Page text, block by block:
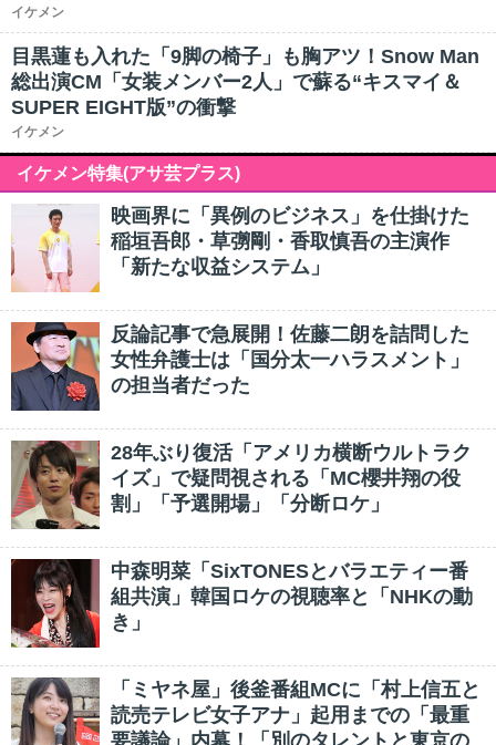
イケメン
目黒蓮も入れた「9脚の椅子」も胸アツ！Snow Man
総出演CM「女装メンバー2人」で蘇る“キスマイ＆
SUPER EIGHT版”の衝撃
イケメン
イケメン特集(アサ芸プラス)
映画界に「異例のビジネス」を仕掛けた
稲垣吾郎・草彅剛・香取慎吾の主演作
「新たな収益システム」
反論記事で急展開！佐藤二朗を詰問した
女性弁護士は「国分太一ハラスメント」
の担当者だった
28年ぶり復活「アメリカ横断ウルトラク
イズ」で疑問視される「MC櫻井翔の役
割」「予選開場」「分断ロケ」
中森明菜「SixTONESとバラエティー番
組共演」韓国ロケの視聴率と「NHKの動
き」
「ミヤネ屋」後釜番組MCに「村上信五と
読売テレビ女子アナ」起用までの「最重
要議論」内幕！「別のタレントと東京の